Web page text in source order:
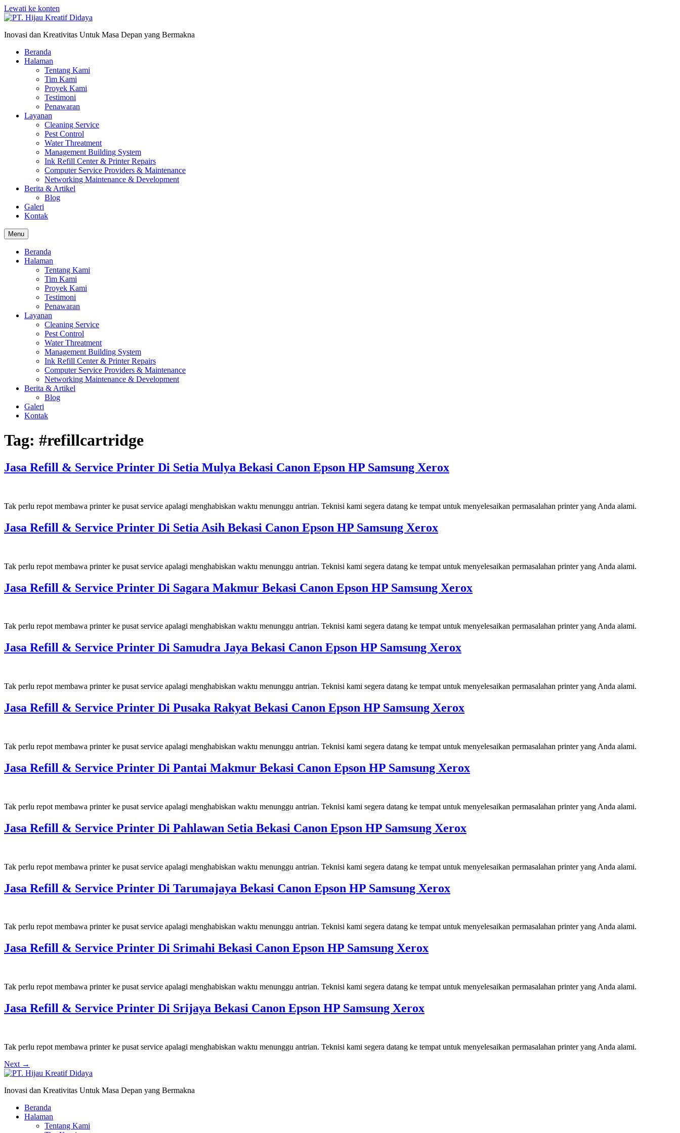
Lewati ke konten
Inovasi dan Kreativitas Untuk Masa Depan yang Bermakna
Beranda
Halaman
Tentang Kami
Tim Kami
Proyek Kami
Testimoni
Penawaran
Layanan
Cleaning Service
Pest Control
Water Threatment
Management Building System
Ink Refill Center & Printer Repairs
Computer Service Providers & Maintenance
Networking Maintenance & Development
Berita & Artikel
Blog
Galeri
Kontak
Menu
Beranda
Halaman
Tentang Kami
Tim Kami
Proyek Kami
Testimoni
Penawaran
Layanan
Cleaning Service
Pest Control
Water Threatment
Management Building System
Ink Refill Center & Printer Repairs
Computer Service Providers & Maintenance
Networking Maintenance & Development
Berita & Artikel
Blog
Galeri
Kontak
Tag: #refillcartridge
Jasa Refill & Service Printer Di Setia Mulya Bekasi Canon Epson HP Samsung Xerox
Tak perlu repot membawa printer ke pusat service apalagi menghabiskan waktu menunggu antrian. Teknisi kami segera datang ke tempat untuk menyelesaikan permasalahan printer yang Anda alami.
Jasa Refill & Service Printer Di Setia Asih Bekasi Canon Epson HP Samsung Xerox
Tak perlu repot membawa printer ke pusat service apalagi menghabiskan waktu menunggu antrian. Teknisi kami segera datang ke tempat untuk menyelesaikan permasalahan printer yang Anda alami.
Jasa Refill & Service Printer Di Sagara Makmur Bekasi Canon Epson HP Samsung Xerox
Tak perlu repot membawa printer ke pusat service apalagi menghabiskan waktu menunggu antrian. Teknisi kami segera datang ke tempat untuk menyelesaikan permasalahan printer yang Anda alami.
Jasa Refill & Service Printer Di Samudra Jaya Bekasi Canon Epson HP Samsung Xerox
Tak perlu repot membawa printer ke pusat service apalagi menghabiskan waktu menunggu antrian. Teknisi kami segera datang ke tempat untuk menyelesaikan permasalahan printer yang Anda alami.
Jasa Refill & Service Printer Di Pusaka Rakyat Bekasi Canon Epson HP Samsung Xerox
Tak perlu repot membawa printer ke pusat service apalagi menghabiskan waktu menunggu antrian. Teknisi kami segera datang ke tempat untuk menyelesaikan permasalahan printer yang Anda alami.
Jasa Refill & Service Printer Di Pantai Makmur Bekasi Canon Epson HP Samsung Xerox
Tak perlu repot membawa printer ke pusat service apalagi menghabiskan waktu menunggu antrian. Teknisi kami segera datang ke tempat untuk menyelesaikan permasalahan printer yang Anda alami.
Jasa Refill & Service Printer Di Pahlawan Setia Bekasi Canon Epson HP Samsung Xerox
Tak perlu repot membawa printer ke pusat service apalagi menghabiskan waktu menunggu antrian. Teknisi kami segera datang ke tempat untuk menyelesaikan permasalahan printer yang Anda alami.
Jasa Refill & Service Printer Di Tarumajaya Bekasi Canon Epson HP Samsung Xerox
Tak perlu repot membawa printer ke pusat service apalagi menghabiskan waktu menunggu antrian. Teknisi kami segera datang ke tempat untuk menyelesaikan permasalahan printer yang Anda alami.
Jasa Refill & Service Printer Di Srimahi Bekasi Canon Epson HP Samsung Xerox
Tak perlu repot membawa printer ke pusat service apalagi menghabiskan waktu menunggu antrian. Teknisi kami segera datang ke tempat untuk menyelesaikan permasalahan printer yang Anda alami.
Jasa Refill & Service Printer Di Srijaya Bekasi Canon Epson HP Samsung Xerox
Tak perlu repot membawa printer ke pusat service apalagi menghabiskan waktu menunggu antrian. Teknisi kami segera datang ke tempat untuk menyelesaikan permasalahan printer yang Anda alami.
Next →
Inovasi dan Kreativitas Untuk Masa Depan yang Bermakna
Beranda
Halaman
Tentang Kami